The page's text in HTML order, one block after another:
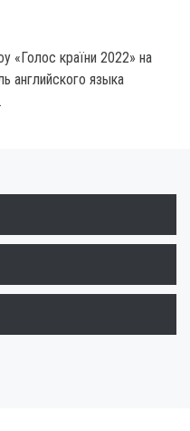
«Голос країни 2022» на
английского языка